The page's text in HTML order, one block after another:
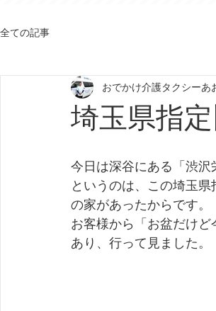
全ての記事
埼玉県指
おでかけ介護タクシーあ
今日は深谷にある「渋
というのは、この埼玉
の家があったからです。
お客様から「お盆だけ
あり、行って見ました。